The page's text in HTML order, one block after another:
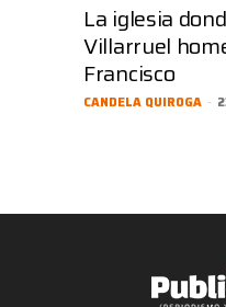
La iglesia
Villarruel
Francisco
CANDELA QUIROGA -